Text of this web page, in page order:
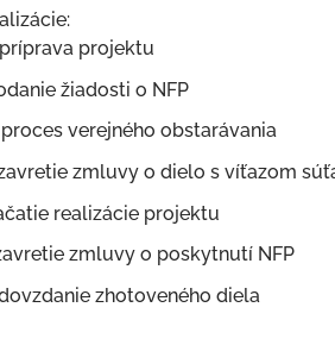
projektu
žiadosti o NFP
verejného obstarávania
zmluvy o dielo s víťazom
realizácie projektu
zmluvy o poskytnutí NFP
zhotoveného diela